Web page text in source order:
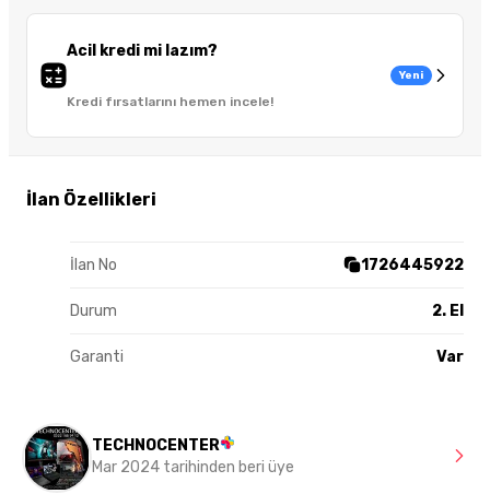
Acil kredi mi lazım?
Kredi fırsatlarını hemen incele!
Yeni
İlan Özellikleri
İlan No 1726445922
Durum 2. El
Garanti Var
TECHNOCENTER
Mar 2024 tarihinden beri üye